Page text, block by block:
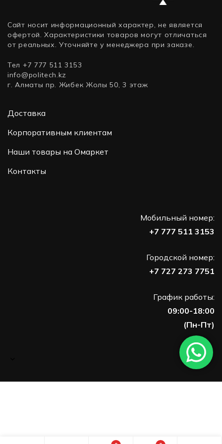
Сайт носит информационный характер, не является
офертой. Характеристики товаров могут отличаться
от реальных. Уточняйте у менеджера при заказе.
Тел +7 777 511 3153
info@politech.kz
г. Алматы пр. Жибек Жолы 50, 3 этаж
Доставка
Корпоративным клиентам
Наши товары на Омаркет
Контакты
Мобильный номер:
+7 777 511 3153
Городской номер:
+7 727 273 7751
График работы:
09:00-18:00
(Пн-Пт)